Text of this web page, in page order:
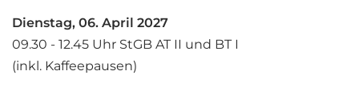
Dienstag, 06. April​ 2027
09.30 - 12.45 Uhr StGB AT II und BT I
(inkl. Kaffeepausen)